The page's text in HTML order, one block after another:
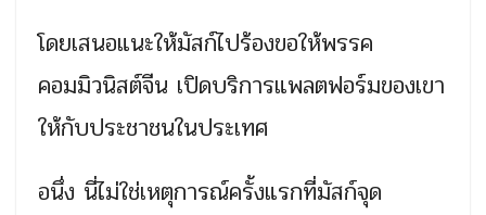
โดยเสนอแนะให้มัสก์ไปร้องขอให้พรรค
คอมมิวนิสต์จีน เปิดบริการแพลตฟอร์มของเขา
ให้กับประชาชนในประเทศ
อนึ่ง นี่ไม่ใช่เหตุการณ์ครั้งแรกที่มัสก์จุด